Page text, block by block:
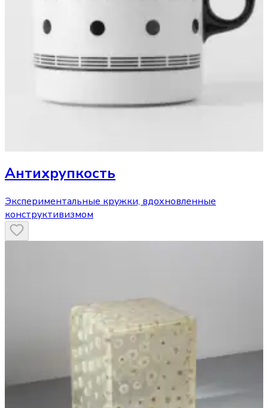
Антихрупкость
Экспериментальные кружки, вдохновленные
конструктивизмом